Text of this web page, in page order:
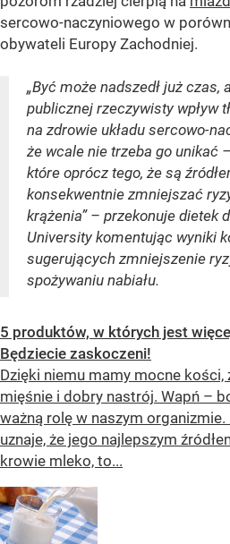
sercowo-naczyniowego w
obywateli Europy Zachodniej.
„Być może nadszedł już czas,
publicznej rzeczywisty wpływ
na zdrowie układu sercowo-
że wcale nie trzeba go unikać
które oprócz tego, że są
konsekwentnie zmniejszać
krążenia” – przekonuje dietek
University komentując wyniki
sugerujących zmniejszenie
spożywaniu nabiału.
5 produktów, w których jest
Będziecie zaskoczeni!
Dzięki niemu mamy mocne kości,
mięśnie i dobry nastrój. Wapń –
ważną rolę w naszym
uznaje, że jego najlepszym
krowie mleko, to...